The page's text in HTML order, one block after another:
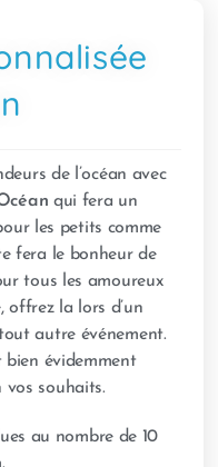
de l’océan avec
qui fera un
les petits comme
fera le bonheur de
tous les amoureux
offrez la lors d’un
autre événement.
évidemment
vos souhaits.
au nombre de 10